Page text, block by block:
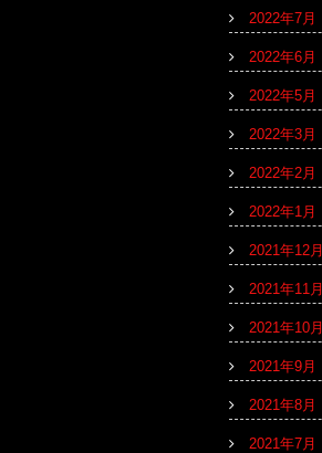
2022年7月
2022年6月
2022年5月
2022年3月
2022年2月
2022年1月
2021年12月
2021年11月
2021年10月
2021年9月
2021年8月
2021年7月